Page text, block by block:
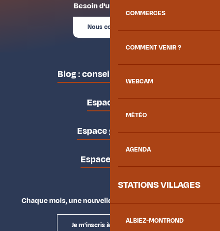
COMMERCES
COMMENT VENIR ?
WEBCAM
MÉTÉO
AGENDA
STATIONS VILLAGES
ALBIEZ-MONTROND
Besoin d'un conseil ?
Nous contacter
Blog : conseils des locaux
Espace pro
Espace groupes
Espace presse
Chaque mois, une nouvelle façon d'explorer la vallée.
Je m'inscris à la newsletter